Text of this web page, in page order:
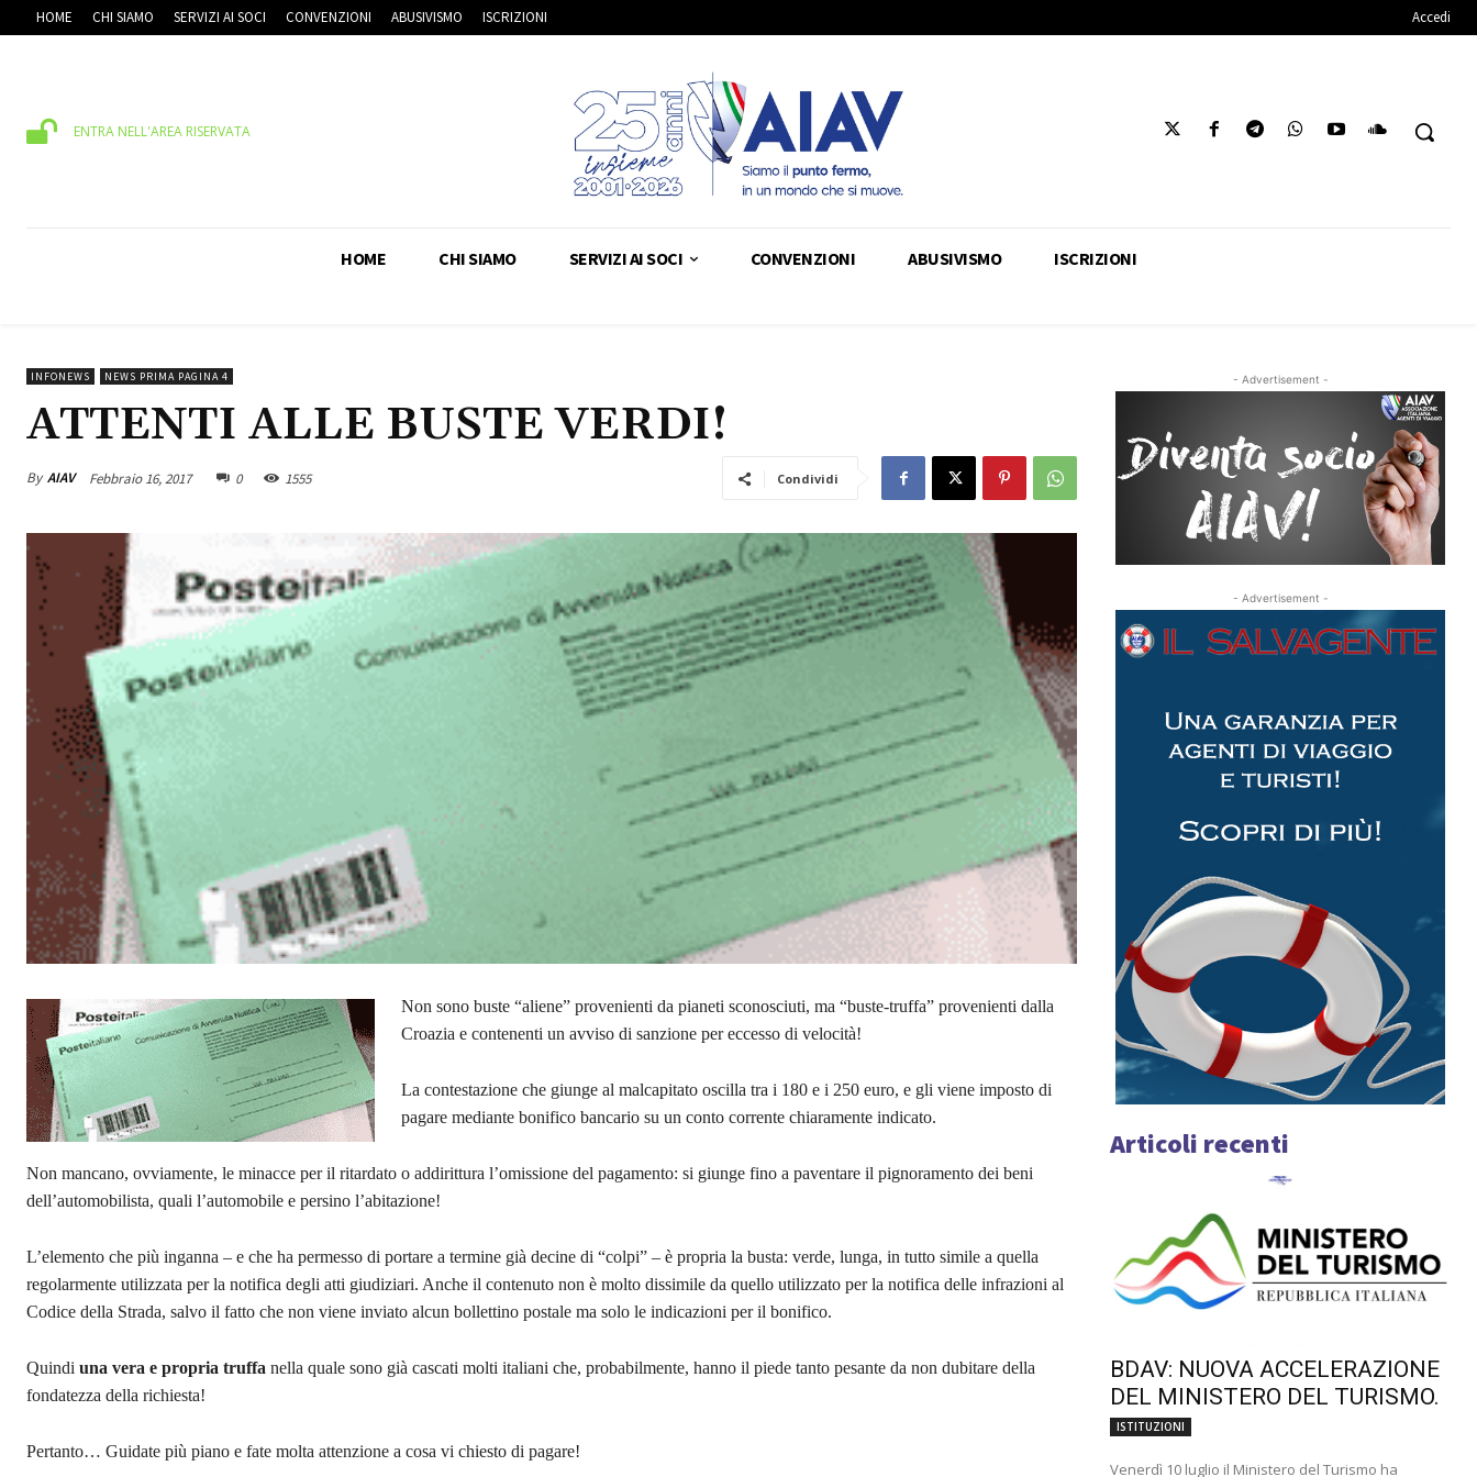
HOME CHI SIAMO SERVIZI AI SOCI CONVENZIONI ABUSIVISMO ISCRIZIONI Accedi
ENTRA NELL'AREA RISERVATA
HOME CHI SIAMO SERVIZI AI SOCI CONVENZIONI ABUSIVISMO ISCRIZIONI
INFONEWS NEWS PRIMA PAGINA 4
ATTENTI ALLE BUSTE VERDI!
By AIAV Febbraio 16, 2017 0 1555 Condividi
Non sono buste “aliene” provenienti da pianeti sconosciuti, ma “buste-truffa” provenienti dalla
Croazia e contenenti un avviso di sanzione per eccesso di velocità!
La contestazione che giunge al malcapitato oscilla tra i 180 e i 250 euro, e gli viene imposto di
pagare mediante bonifico bancario su un conto corrente chiaramente indicato.
Non mancano, ovviamente, le minacce per il ritardato o addirittura l’omissione del pagamento: si giunge fino a paventare il pignoramento dei beni
dell’automobilista, quali l’automobile e persino l’abitazione!
L’elemento che più inganna – e che ha permesso di portare a termine già decine di “colpi” – è propria la busta: verde, lunga, in tutto simile a quella
regolarmente utilizzata per la notifica degli atti giudiziari. Anche il contenuto non è molto dissimile da quello utilizzato per la notifica delle infrazioni al
Codice della Strada, salvo il fatto che non viene inviato alcun bollettino postale ma solo le indicazioni per il bonifico.
Quindi una vera e propria truffa nella quale sono già cascati molti italiani che, probabilmente, hanno il piede tanto pesante da non dubitare della
fondatezza della richiesta!
Pertanto… Guidate più piano e fate molta attenzione a cosa vi chiesto di pagare!
- Advertisement -
- Advertisement -
Articoli recenti
BDAV: NUOVA ACCELERAZIONE
DEL MINISTERO DEL TURISMO.
ISTITUZIONI
Venerdì 10 luglio il Ministero del Turismo ha